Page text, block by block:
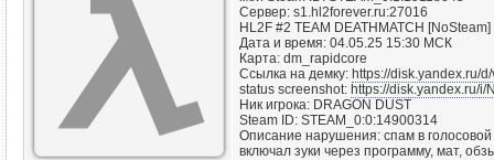
Сервер: s1.hl2forever.ru:27016
HL2F #2 TEAM DEATHMATCH
Дата и время: 04.05.25 15:30 МСК
Карта: dm_rapidcore
Ссылка на демку: https://disk.yandex.ru/
status screenshot: https://disk.yandex.ru/i/
Ник игрока: DRAGON DUST
Steam ID: STEAM_0:0:14900314
Описание нарушения: спам в голосовой
включал зуки через программу, мат,